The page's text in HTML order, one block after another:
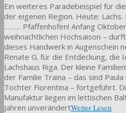
Ein weiteres Paradebeispiel für
der eigenen Region. Heute:
……… Pfaffenhofen! Anfang
weihnachtlichen Hochsaison –
dieses Handwerk in Augenschein
Renate G. für die Entdeckung, die
Lachshaus Riga. Der kleine
der Familie Traina – das sind
Tochter Fiorentina – fortgeführt.
Manufaktur liegen im lettischen
Jahren unverändertWeiter Lesen